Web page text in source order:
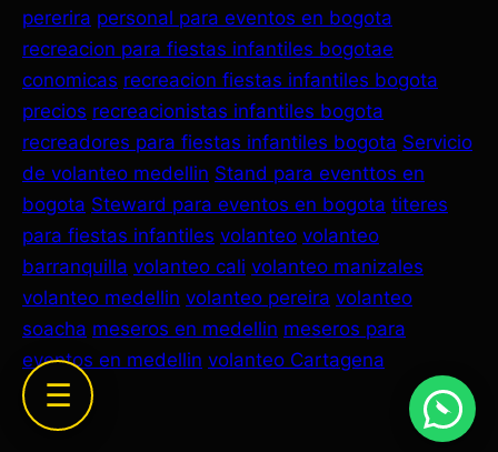
☰
pererira personal para eventos en bogota
recreacion para fiestas infantiles bogotae
conomicas recreacion fiestas infantiles bogota
precios recreacionistas infantiles bogota
recreadores para fiestas infantiles bogota Servicio
de volanteo medellin Stand para eventtos en
bogota Steward para eventos en bogota titeres
para fiestas infantiles volanteo volanteo
barranquilla volanteo cali volanteo manizales
volanteo medellin volanteo pereira volanteo
soacha meseros en medellin meseros para
eventos en medellin volanteo Cartagena